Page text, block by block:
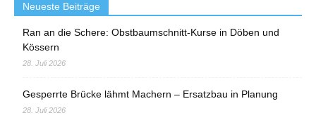
Neueste Beiträge
Ran an die Schere: Obstbaumschnitt-Kurse in Döben und
Kössern
28. Juli 2026
Gesperrte Brücke lähmt Machern – Ersatzbau in Planung
28. Juli 2026